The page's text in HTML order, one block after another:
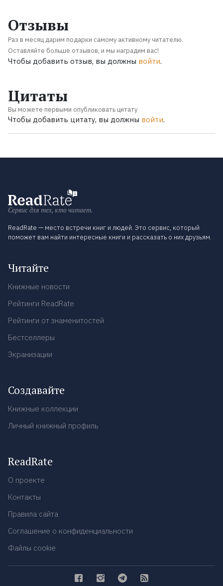
Отзывы
Раз в месяц дарим подарки самому активному читателю.
Оставляйте больше отзывов, и мы наградим вас!
Чтобы добавить отзыв, вы должны войти.
Цитаты
Вы можете первыми опубликовать цитату
Чтобы добавить цитату, вы должны войти.
Сервис для тех, кто читает.
ReadRate — место встречи книг и людей. Это сервис, который
поможет вам найти интересные книги и рассказать о них друзьям.
Читайте
Книжные новости
Рейтинги ReadRate
Рейтинги от знаменитостей
Бестселлеры
Экранизации
Создавайте
Книжные коллекции
Личный книжный профиль
ReadRate
О проекте
Контакты
Правила сайта
Соглашение о конфиденциальности
Файлы cookie